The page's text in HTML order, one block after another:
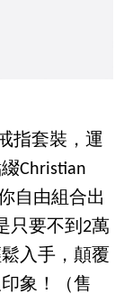
指套裝，運
Christian
自由組合出
只要不到2萬
入手，顛覆
象！（售